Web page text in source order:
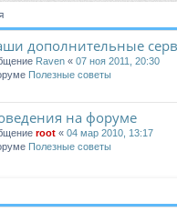
дополнительные
Raven « 07 ноя 2011, 20:30
Полезные советы
на форуме
root « 04 мар 2010, 13:17
Полезные советы